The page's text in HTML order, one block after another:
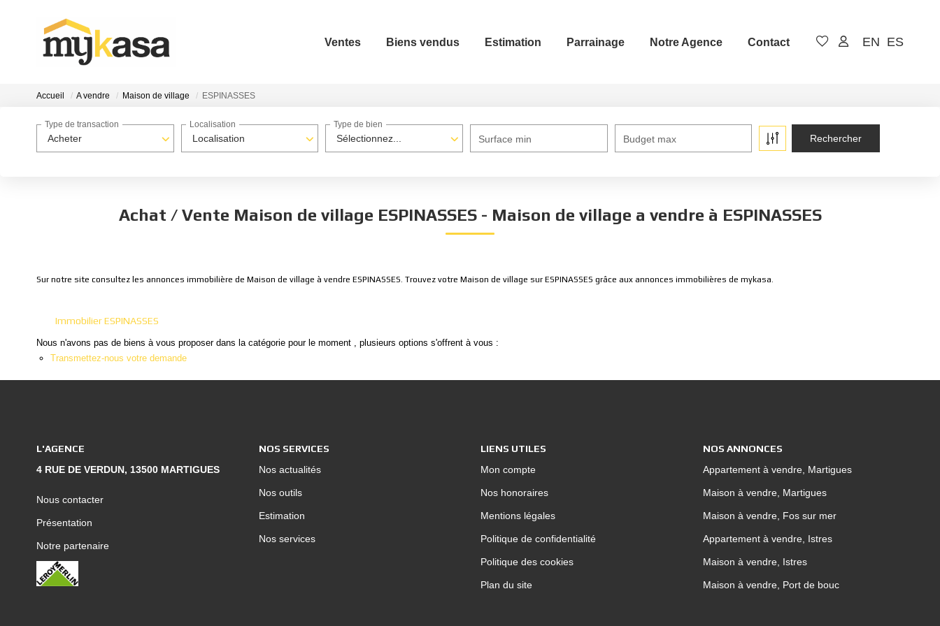
Ventes Biens vendus Estimation Parrainage Notre Agence Contact EN ES
Accueil A vendre Maison de village ESPINASSES
Acheter
Type de transaction
Localisation
Localisation
Sélectionnez...
Type de bien
Surface min Budget max
Achat / Vente Maison de village ESPINASSES - Maison de village a vendre à ESPINASSES
Sur notre site consultez les annonces immobilière de Maison de village à vendre ESPINASSES. Trouvez votre Maison de village sur ESPINASSES grâce aux annonces immobilières de mykasa.
Immobilier ESPINASSES
Nous n'avons pas de biens à vous proposer dans la catégorie pour le moment , plusieurs options s'offrent à vous :
Transmettez-nous votre demande
L'AGENCE
4 RUE DE VERDUN, 13500 MARTIGUES
Nous contacter
Présentation
Notre partenaire
NOS SERVICES
Nos actualités
Nos outils
Estimation
Nos services
LIENS UTILES
Mon compte
Nos honoraires
Mentions légales
Politique de confidentialité
Politique des cookies
Plan du site
NOS ANNONCES
Appartement à vendre, Martigues
Maison à vendre, Martigues
Maison à vendre, Fos sur mer
Appartement à vendre, Istres
Maison à vendre, Istres
Maison à vendre, Port de bouc